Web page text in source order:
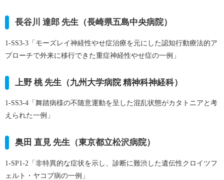
長谷川 達郎 先生（長崎県五島中央病院）
1-SS3-3「モーズレイ神経性やせ症治療を元にした認知行動療法的ア
プローチで外来に移行できた重症神経性やせ症の一例」
上野 桃 先生（九州大学病院 精神科神経科）
1-SS3-4「舞踏病様の不随意運動を呈した混乱状態がカタトニアと考
えられた一例」
奥田 直見 先生（東京都立松沢病院）
1-SP1-2「非特異的な症状を示し、診断に難渋した遺伝性クロイツフ
ェルト・ヤコブ病の一例」